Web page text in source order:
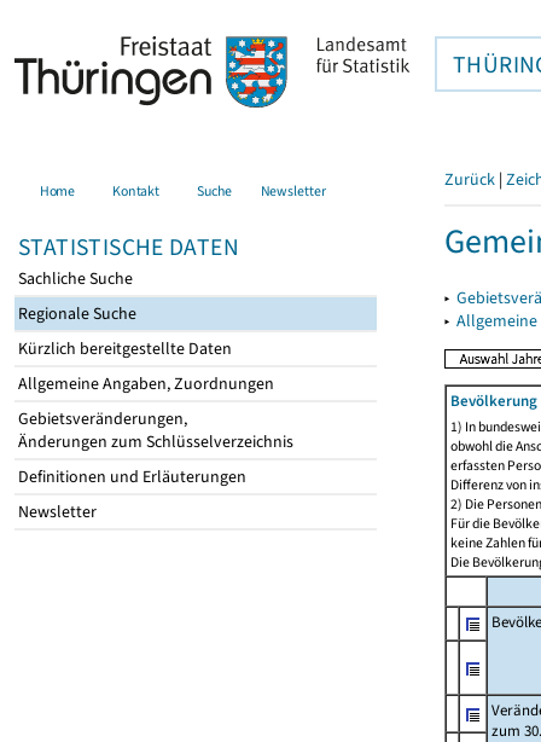
Home Kontakt Suche Newsletter
STATISTISCHE DATEN
Sachliche Suche
Regionale Suche
Kürzlich bereitgestellte Daten
Allgemeine Angaben, Zuordnungen
Gebietsveränderungen,
Änderungen zum Schlüsselverzeichnis
Definitionen und Erläuterungen
Newsletter
Zurück |
▸
▸
1) In
obwohl die
erfassten
Differenz von
2) Die
Für die
keine Zahlen
Die
zum